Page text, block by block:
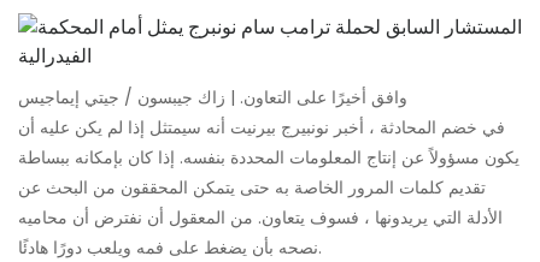
وافق أخيرًا على التعاون. | زاك جيبسون / جيتي إيماجيس
في خضم المحادثة ، أخبر نونبيرج بيرنيت أنه سيمتثل إذا لم يكن عليه أن
يكون مسؤولاً عن إنتاج المعلومات المحددة بنفسه. إذا كان بإمكانه ببساطة
تقديم كلمات المرور الخاصة به حتى يتمكن المحققون من البحث عن
الأدلة التي يريدونها ، فسوف يتعاون. من المعقول أن نفترض أن محاميه
نصحه بأن يضغط على فمه ويلعب دورًا هادئًا.